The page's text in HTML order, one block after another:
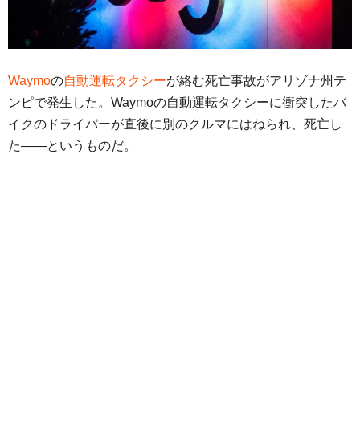
Waymoの自動運転タクシーが絡む死亡事故がアリゾナ州テ
ンピで発生した。Waymoの自動運転タクシーに衝突したバ
イクのドライバーが直後に別のクルマにはねられ、死亡し
た――というものだ。